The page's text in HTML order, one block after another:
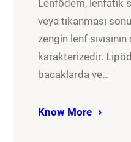
Lenfödem, lenfatik
veya tıkanması
zengin lenf
karakterizedir.
bacaklarda ve…
Know More